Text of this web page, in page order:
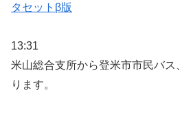
タセットβ版
13:31
米山総合支所から登米市市民バス
ります。